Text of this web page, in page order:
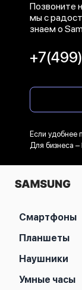
Позвоните
мы с
знаем о
Если удобнее
Для бизнеса –
Смартфоны
Samsung
Samsung
Samsung
Планшеты
Samsung
Samsung
Наушники
Samsung
Умные часы